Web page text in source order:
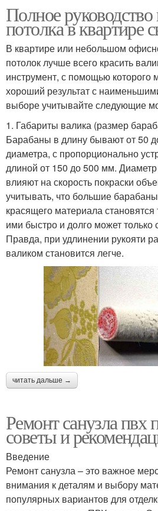
Полное руководство
потолка в квартире
В квартире или небольшом
потолок лучше всего красить
инструмент, с помощью которого
хороший результат с
выборе учитывайте следующие
1. Габариты валика (размер
Барабаны в длину бывают от 50
диаметра, с пропорционально
длиной от 150 до 500 мм.
влияют на скорость покраски
учитывать, что большие
красящего материала
ими быстро и долго может только
Правда, при удлинении рукояти
валиком становится легче.
читать дальше →
Ремонт санузла пвх
советы и
Введение
Ремонт санузла – это важное
внимания к деталям и выбору
популярных вариантов для